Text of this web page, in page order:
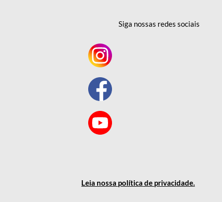
Siga nossas redessociais
Leia nossa política de privacidade